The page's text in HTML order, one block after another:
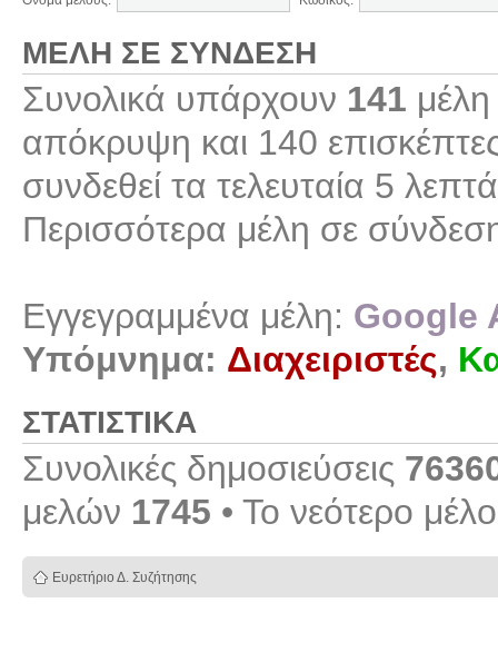
ΜΈΛΗ ΣΕ ΣΎΝΔΕΣΗ
Συνολικά υπάρχουν 141
απόκρυψη και 140
συνδεθεί τα τελευταία 5
Περισσότερα μέλη σε
Εγγεγραμμένα μέλη: Google
Υπόμνημα: Διαχειριστές,
ΣΤΑΤΙΣΤΙΚΆ
Συνολικές δημοσιεύσεις
μελών 1745 • Το νεότερο
Ευρετήριο Δ. Συζήτησης